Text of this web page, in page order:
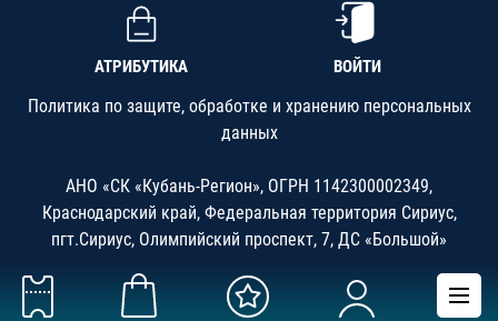
АТРИБУТИКА ВОЙТИ
Политика по защите, обработке и хранению персональных
данных
АНО «СК «Кубань-Регион», ОГРН 1142300002349,
Краснодарский край, Федеральная территория Сириус,
пгт.Сириус, Олимпийский проспект, 7, ДС «Большой»